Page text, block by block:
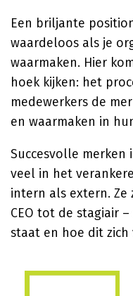
Een briljante
waardeloos als je
waarmaken. Hier
hoek kijken: het
medewerkers de
en waarmaken in
Succesvolle merken
veel in het
intern als extern. Ze
CEO tot de stagiair
staat en hoe dit